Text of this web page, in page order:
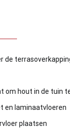
de
om hout in de tuin
en laminaatvloeren
plaatsen